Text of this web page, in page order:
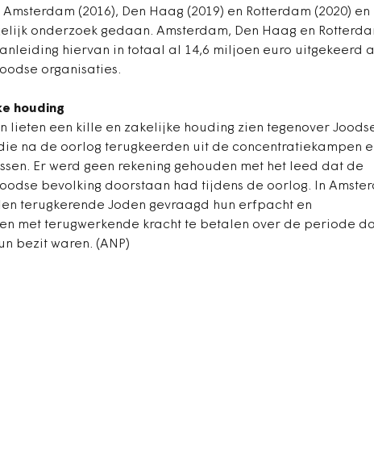
(2016), Den Haag (2019) en Rotterdam (2020) en
onderzoek gedaan. Amsterdam, Den Haag en
hiervan in totaal al 14,6 miljoen euro uitgekeerd
organisaties.
houding
lieten een kille en zakelijke houding zien tegenover
na de oorlog terugkeerden uit de concentratiekampen
Er werd geen rekening gehouden met het leed dat de
bevolking doorstaan had tijdens de oorlog. In
terugkerende Joden gevraagd hun erfpacht en
met terugwerkende kracht te betalen over de periode
bezit waren. (ANP)